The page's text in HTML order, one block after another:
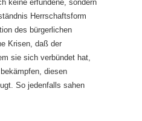
keine erfundene, sondern
Herrschaftsform
des bürgerlichen
Krisen, daß der
sie sich verbündet hat,
diesen
So jedenfalls sahen